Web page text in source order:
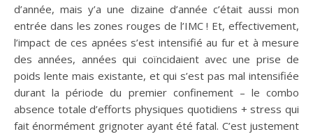
d’année, mais y’a une dizaine d’année c’était aussi mon
entrée dans les zones rouges de l’IMC ! Et, effectivement,
l’impact de ces apnées s’est intensifié au fur et à mesure
des années, années qui coïncidaient avec une prise de
poids lente mais existante, et qui s’est pas mal intensifiée
durant la période du premier confinement – le combo
absence totale d’efforts physiques quotidiens + stress qui
fait énormément grignoter ayant été fatal. C’est justement